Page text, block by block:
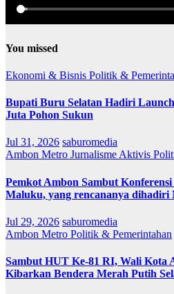
You missed
Ekonomi & Bisnis Politik &
Bupati Buru Selatan Hadiri
Juta Pohon Sukun
Jul 31, 2026 saburomedia
Ambon Metro Jurnalisme Aktivis
Pemkot Ambon Sambut
Maluku, yang rencananya dihadiri
Jul 29, 2026 saburomedia
Ambon Metro Politik & Pemerintahan
Sambut HUT Ke-81 RI, Wali Kota
Kibarkan Bendera Merah Putih